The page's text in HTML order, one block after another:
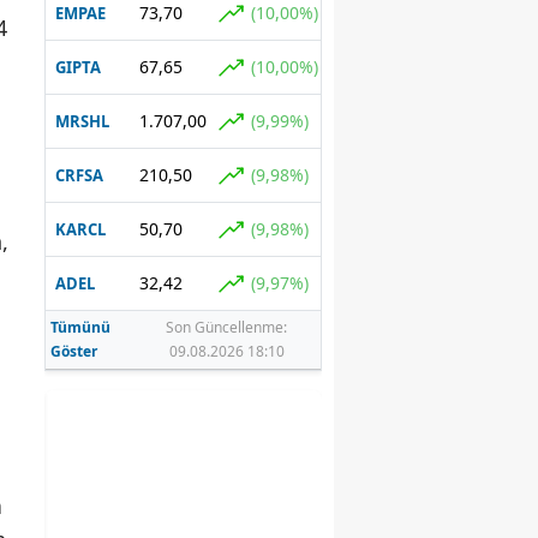
EMPAE 73,70 (10,00%)
GIPTA 67,65 (10,00%)
MRSHL 1.707,00 (9,99%)
CRFSA 210,50 (9,98%)
KARCL 50,70 (9,98%)
ADEL 32,42 (9,97%)
Tümünü
Göster
Son Güncellenme:
09.08.2026 18:10